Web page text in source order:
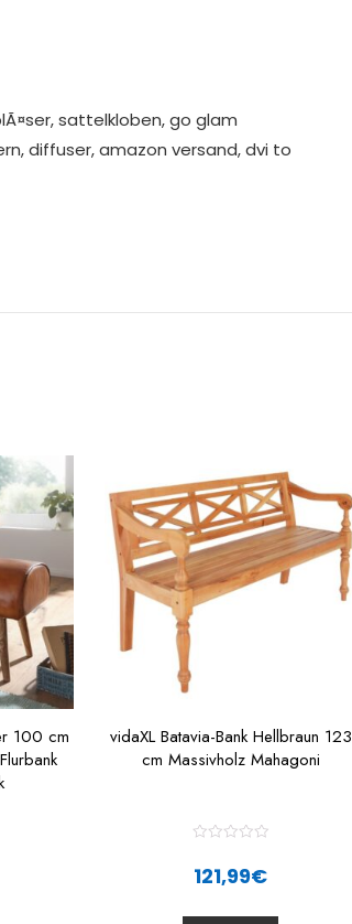
sattelkloben, go glam
diffuser, amazon versand, dvi to
100 cm
vidaXL Batavia-Bank Hellbraun 123
cm Massivholz Mahagoni
0
121,99€